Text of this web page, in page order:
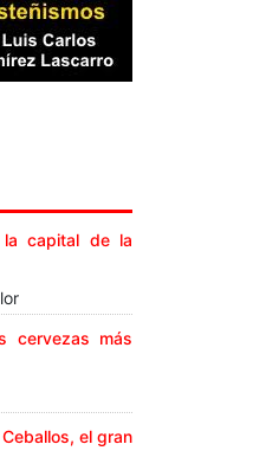
la capital de la
cervezas más
el gran